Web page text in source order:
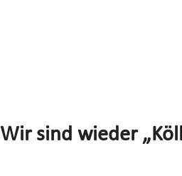
Wir sind wieder